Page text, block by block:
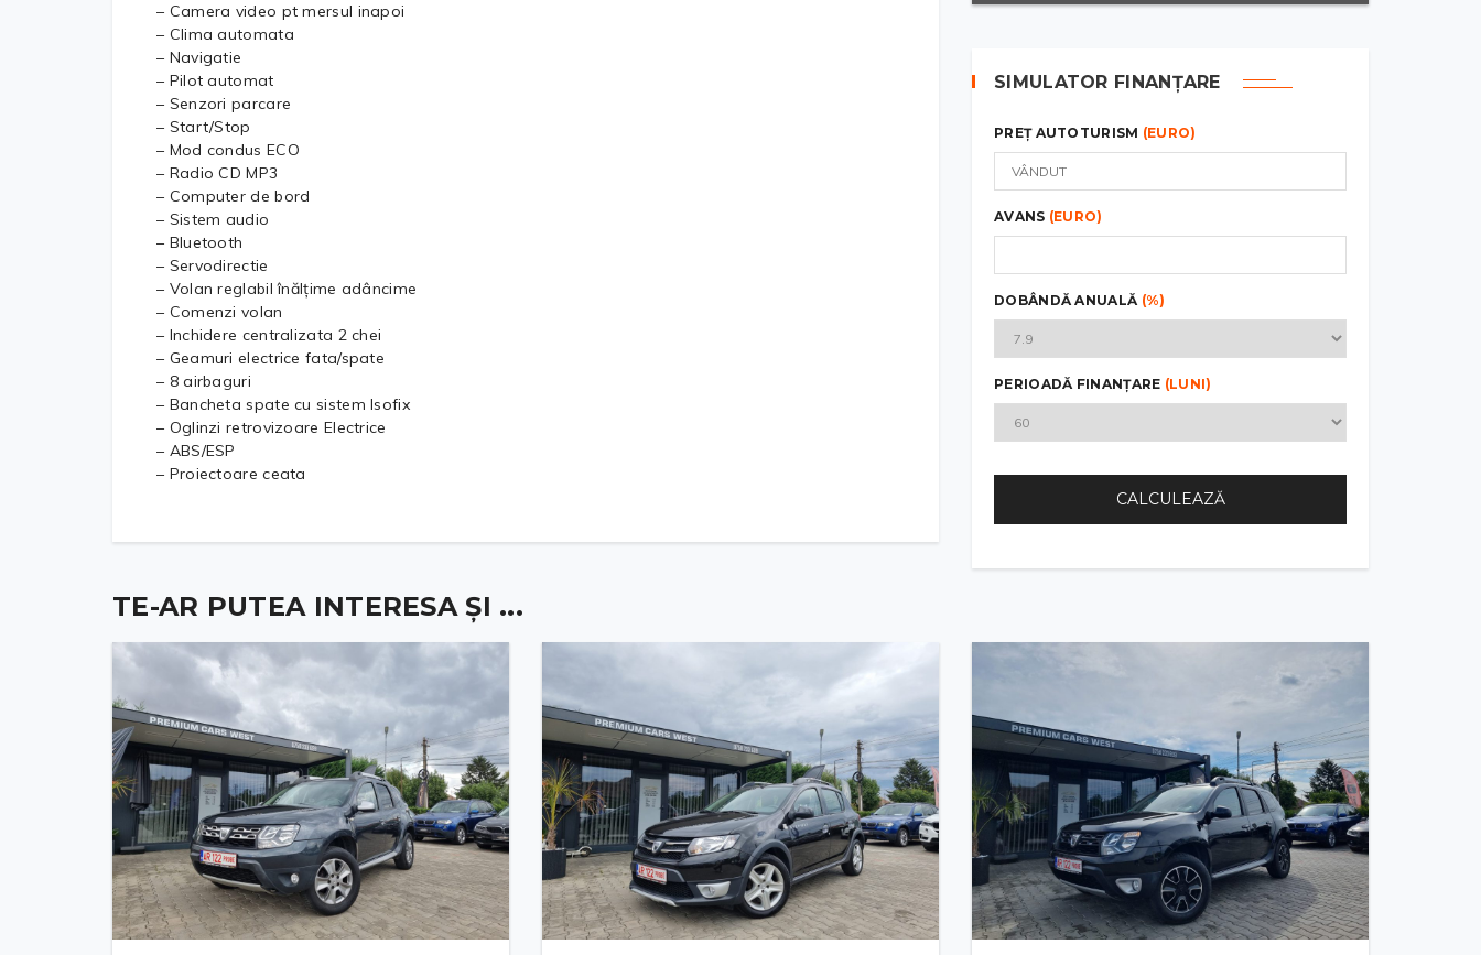
– Camera video pt mersul inapoi
– Clima automata
– Navigatie
– Pilot automat
– Senzori parcare
– Start/Stop
– Mod condus ECO
– Radio CD MP3
– Computer de bord
– Sistem audio
– Bluetooth
– Servodirectie
– Volan reglabil înălțime adâncime
– Comenzi volan
– Inchidere centralizata 2 chei
– Geamuri electrice fata/spate
– 8 airbaguri
– Bancheta spate cu sistem Isofix
– Oglinzi retrovizoare Electrice
– ABS/ESP
– Proiectoare ceata
SIMULATOR FINANȚARE
PREȚ AUTOTURISM (EURO)
AVANS (EURO)
DOBÂNDĂ ANUALĂ (%)
PERIOADĂ FINANȚARE (LUNI)
CALCULEAZĂ
TE-AR PUTEA INTERESA ȘI ...